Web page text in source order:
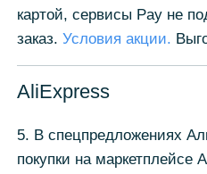
картой, сервисы Pay не
заказ. Условия акции.
AliExpress
5. В спецпредложениях
покупки на